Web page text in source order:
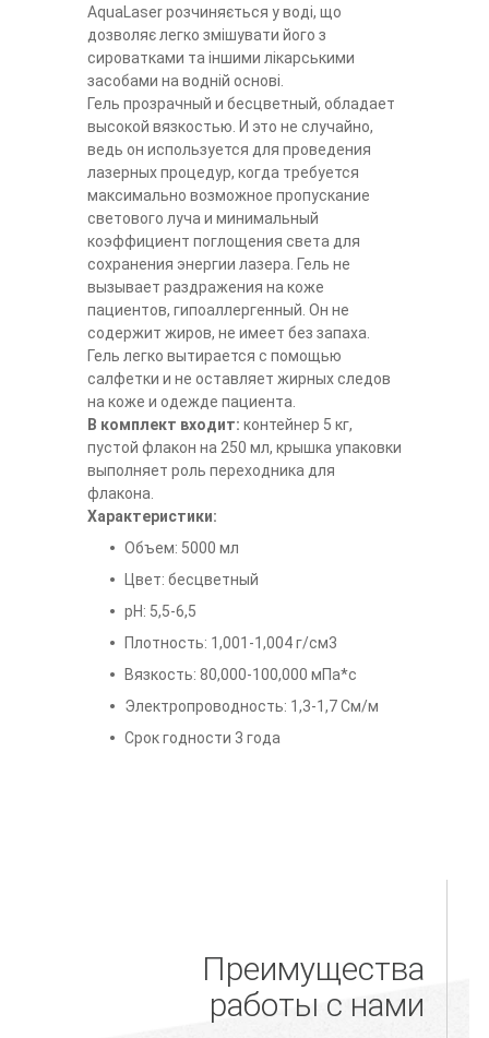
AquaLaser розчиняється у воді, що
дозволяє легко змішувати його з
сироватками та іншими лікарськими
засобами на водній основі.
Гель прозрачный и бесцветный, обладает
высокой вязкостью. И это не случайно,
ведь он используется для проведения
лазерных процедур, когда требуется
максимально возможное пропускание
светового луча и минимальный
коэффициент поглощения света для
сохранения энергии лазера. Гель не
вызывает раздражения на коже
пациентов, гипоаллергенный. Он не
содержит жиров, не имеет без запаха.
Гель легко вытирается с помощью
салфетки и не оставляет жирных следов
на коже и одежде пациента.
В комплект входит: контейнер 5 кг,
пустой флакон на 250 мл, крышка упаковки
выполняет роль переходника для
флакона.
Характеристики:
Объем: 5000 мл
Цвет: бесцветный
рН: 5,5-6,5
Плотность: 1,001-1,004 г/см3
Вязкость: 80,000-100,000 мПа*с
Электропроводность: 1,3-1,7 См/м
Срок годности 3 года
Преимущества
работы с нами